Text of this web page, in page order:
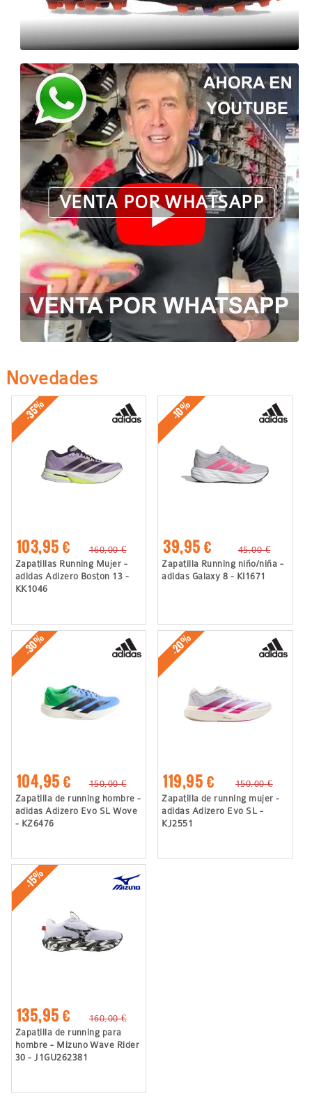
VENTA POR WHATSAPP
Novedades
-35%
103,95 €
160,00 €
Zapatillas Running Mujer -
adidas Adizero Boston 13 -
KK1046
-10%
39,95 €
45,00 €
Zapatilla Running niño/niña -
adidas Galaxy 8 - KI1671
-30%
104,95 €
150,00 €
Zapatilla de running hombre -
adidas Adizero Evo SL Wove
- KZ6476
-20%
119,95 €
150,00 €
Zapatilla de running mujer -
adidas Adizero Evo SL -
KJ2551
-15%
135,95 €
160,00 €
Zapatilla de running para
hombre - Mizuno Wave Rider
30 - J1GU262381